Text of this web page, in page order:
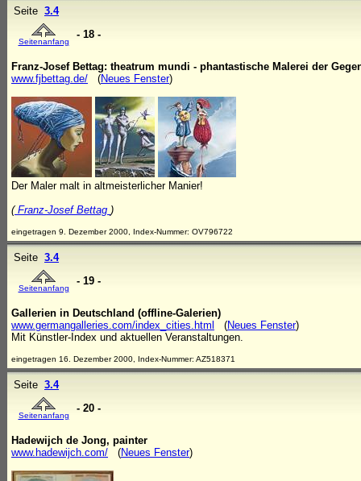
Seite 3.4
Seitenanfang
- 18 -
Franz-Josef Bettag: theatrum mundi - phantastische Malerei der
www.fjbettag.de/ (Neues Fenster)
Der Maler malt in altmeisterlicher Manier!
(Franz-Josef Bettag )
eingetragen 9. Dezember 2000, Index-Nummer: OV796722
Seite 3.4
Seitenanfang
- 19 -
Gallerien in Deutschland (offline-Galerien)
www.germangalleries.com/index_cities.html
(Neues Fenster)
Mit Künstler-Index und aktuellen Veranstaltungen.
eingetragen 16. Dezember 2000, Index-Nummer: AZ518371
Seite 3.4
Seitenanfang
- 20 -
Hadewijch de Jong, painter
www.hadewijch.com/ (Neues Fenster)